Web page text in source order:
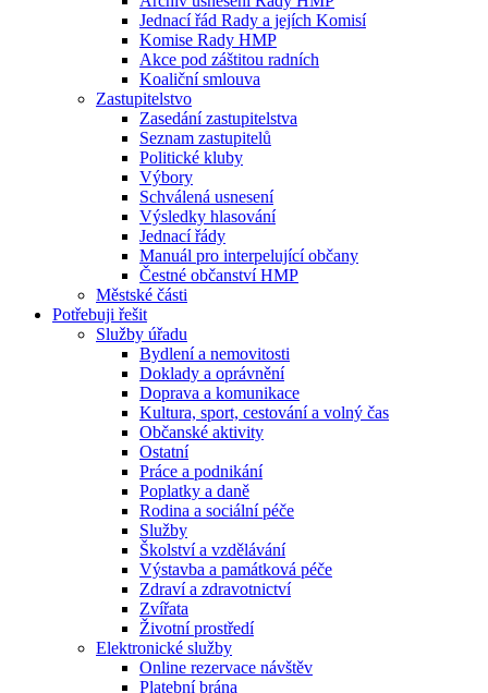
Jednací řád Rady a jejích Komisí
Komise Rady HMP
Akce pod záštitou radních
Koaliční smlouva
Zastupitelstvo
Zasedání zastupitelstva
Seznam zastupitelů
Politické kluby
Výbory
Schválená usnesení
Výsledky hlasování
Jednací řády
Manuál pro interpelující občany
Čestné občanství HMP
Městské části
Potřebuji řešit
Služby úřadu
Bydlení a nemovitosti
Doklady a oprávnění
Doprava a komunikace
Kultura, sport, cestování a volný čas
Občanské aktivity
Ostatní
Práce a podnikání
Poplatky a daně
Rodina a sociální péče
Služby
Školství a vzdělávání
Výstavba a památková péče
Zdraví a zdravotnictví
Zvířata
Životní prostředí
Elektronické služby
Online rezervace návštěv
Platební brána